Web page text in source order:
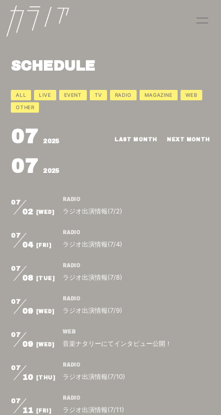
SCHEDULE
VIDEO DISCOGRAPHY
SCHEDULE
ALL LIVE EVENT TV RADIO MAGAZINE WEB
OTHER
07 2025 LAST MONTH NEXT MONTH
07 2025
07
02 [WED]
RADIO
ラジオ出演情報(7/2)
07
04 [FRI]
RADIO
ラジオ出演情報(7/4)
07
08 [TUE]
RADIO
ラジオ出演情報(7/8)
07
09 [WED]
RADIO
ラジオ出演情報(7/9)
07
09 [WED]
WEB
音楽ナタリーにてインタビュー公開！
07
10 [THU]
RADIO
ラジオ出演情報(7/10)
07
11 [FRI]
RADIO
ラジオ出演情報(7/11)